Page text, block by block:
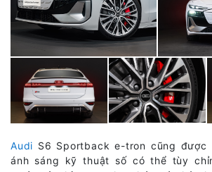
Audi S6 Sportback e-tron cũng được
ánh sáng kỹ thuật số có thể tùy